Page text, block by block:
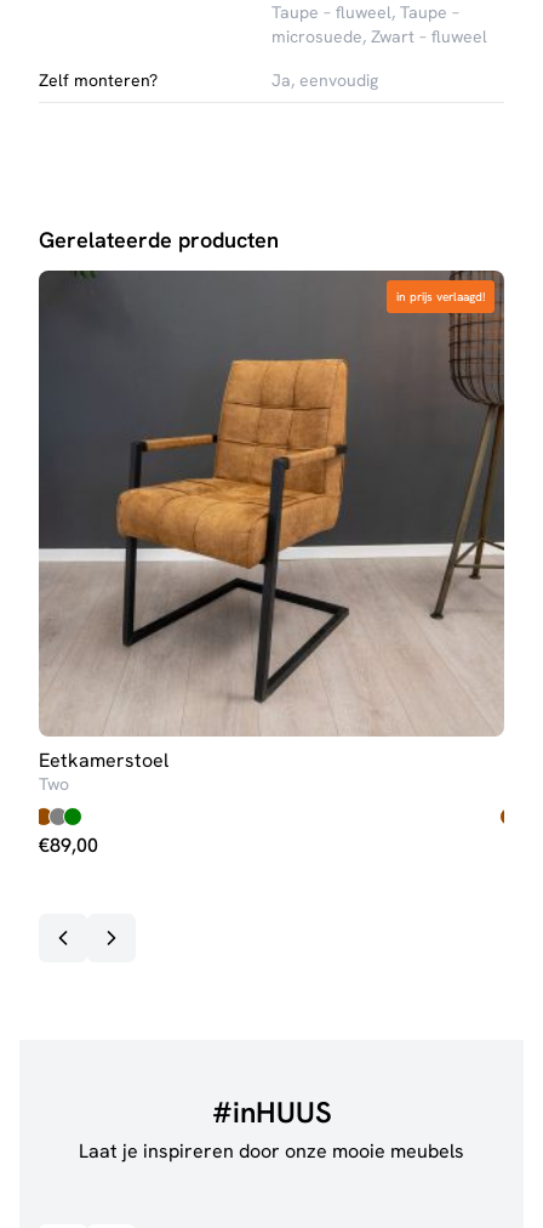
Taupe – fluweel, Taupe –
microsuede, Zwart – fluweel
Zelf monteren?
Ja, eenvoudig
Gerelateerde producten
in prijs verlaagd!
in prijs verlaagd!
Eetkamerstoel
Two
€89,00
#inHUUS
Laat je inspireren door onze mooie meubels